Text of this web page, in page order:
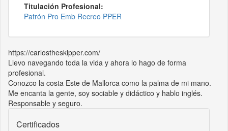
Titulación Profesional:
Patrón Pro Emb Recreo PPER
https://carlostheskipper.com/
Llevo navegando toda la vida y ahora lo hago de forma
profesional.
Conozco la costa Este de Mallorca como la palma de mi mano.
Me encanta la gente, soy sociable y didáctico y hablo inglés.
Responsable y seguro.
Certificados